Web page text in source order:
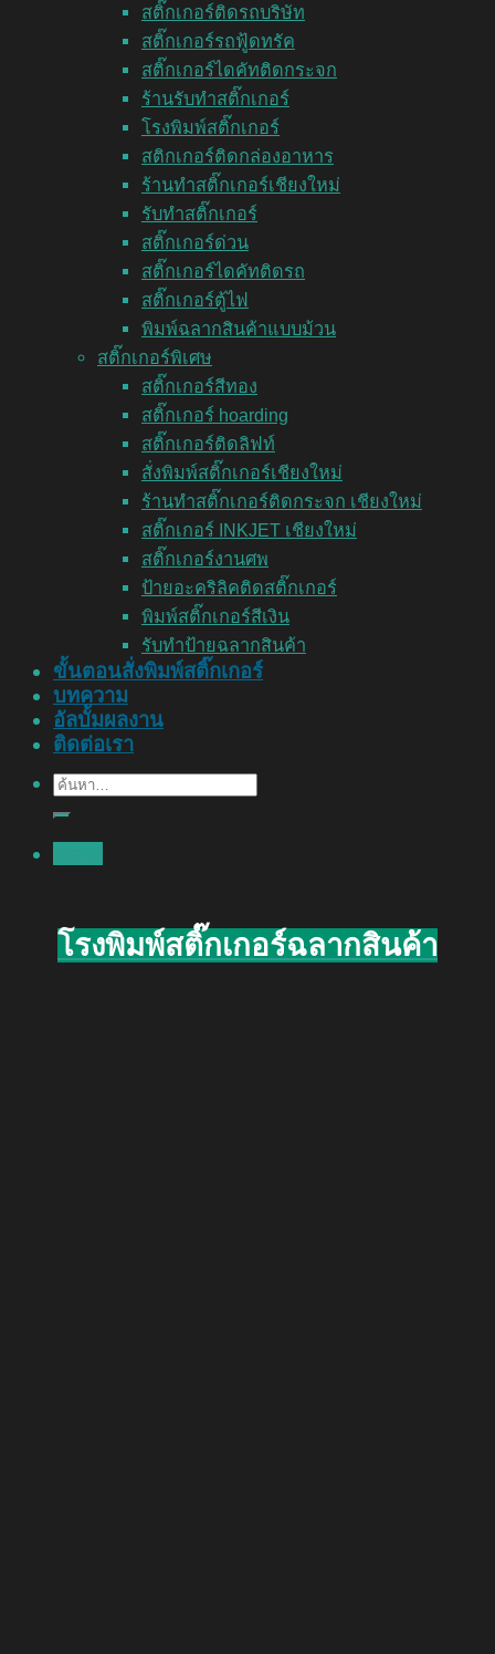
สติ๊กเกอร์ติดรถบริษัท
สติ๊กเกอร์รถฟู้ดทรัค
สติ๊กเกอร์ไดคัทติดกระจก
ร้านรับทำสติ๊กเกอร์
โรงพิมพ์สติ๊กเกอร์
สติกเกอร์ติดกล่องอาหาร
ร้านทำสติ๊กเกอร์เชียงใหม่
รับทำสติ๊กเกอร์
สติ๊กเกอร์ด่วน
สติ๊กเกอร์ไดคัทติดรถ
สติ๊กเกอร์ตู้ไฟ
พิมพ์ฉลากสินค้าแบบม้วน
สติ๊กเกอร์พิเศษ
สติ๊กเกอร์สีทอง
สติ๊กเกอร์ hoarding
สติ๊กเกอร์ติดลิฟท์
สั่งพิมพ์สติ๊กเกอร์เชียงใหม่
ร้านทำสติ๊กเกอร์ติดกระจก เชียงใหม่
สติ๊กเกอร์ INKJET เชียงใหม่
สติ๊กเกอร์งานศพ
ป้ายอะคริลิคติดสติ๊กเกอร์
พิมพ์สติ๊กเกอร์สีเงิน
รับทำป้ายฉลากสินค้า
ขั้นตอนสั่งพิมพ์สติ๊กเกอร์
บทความ
อัลบั้มผลงาน
ติดต่อเรา
ค้นหา:
โรงพิมพ์สติ๊กเกอร์ฉลากสินค้า